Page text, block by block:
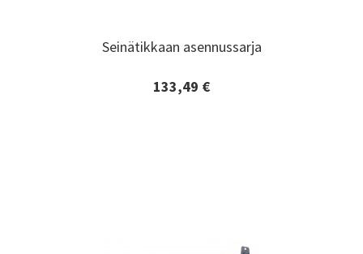
Seinätikkaan asennussarja
133,49 €
Seinätikkaan asennussarja
Lisätiedot ja tilaaminen